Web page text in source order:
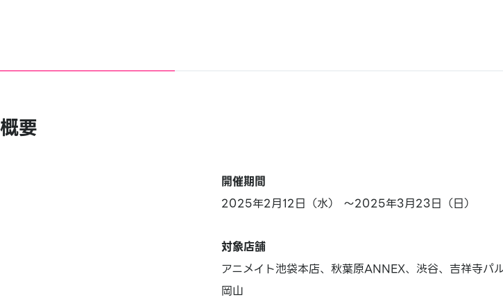
概要
開催期間
2025年2月12日（水） ～2025年3月23日（日）
対象店舗
アニメイト池袋本店、秋葉原ANNEX、渋谷、吉祥寺パ
岡山